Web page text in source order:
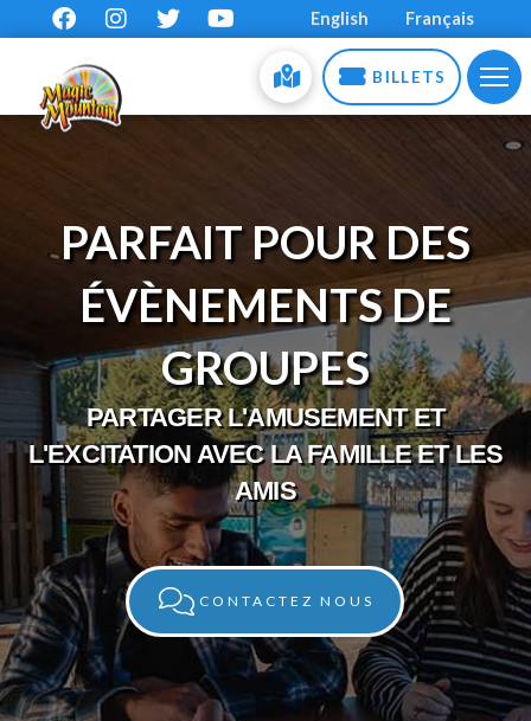
English Français
BILLETS
PARFAIT POUR DES
ÉVÈNEMENTS DE
GROUPES
PARTAGER L'AMUSEMENT ET
L'EXCITATION AVEC LA FAMILLE ET LES
AMIS
CONTACTEZ NOUS